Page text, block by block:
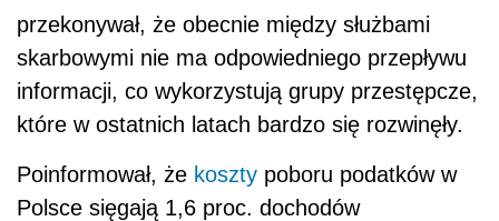
przekonywał, że obecnie między służbami
skarbowymi nie ma odpowiedniego przepływu
informacji, co wykorzystują grupy przestępcze,
które w ostatnich latach bardzo się rozwinęły.
Poinformował, że koszty poboru podatków w
Polsce sięgają 1,6 proc. dochodów